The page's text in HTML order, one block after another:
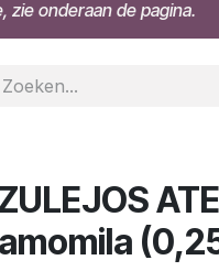
zie onderaan de pagina.